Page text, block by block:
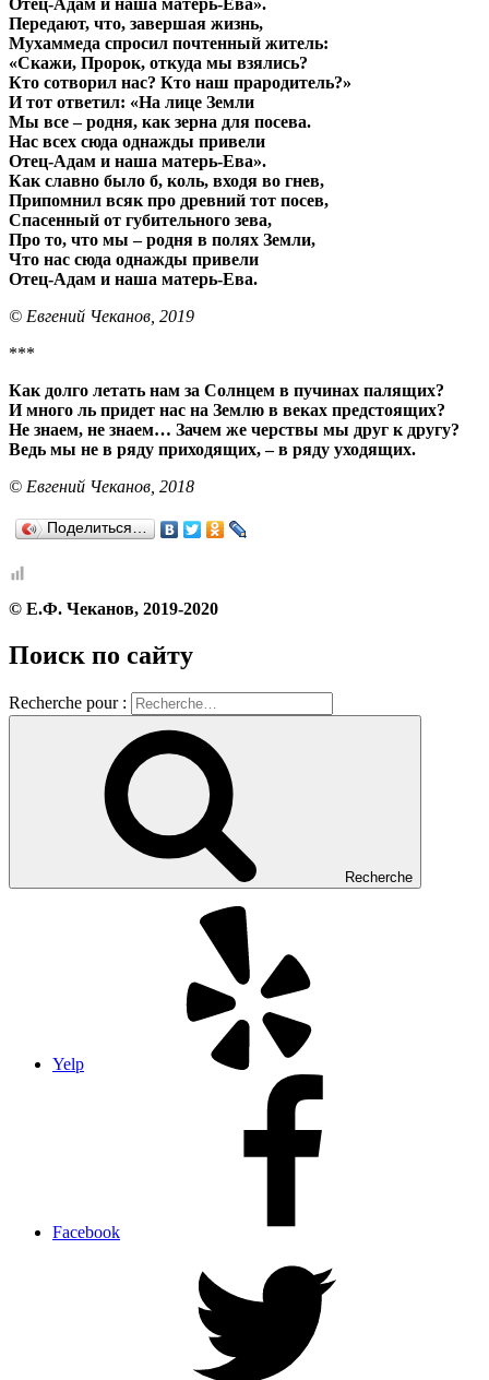
Передают, что, завершая жизнь,
Мухаммеда спросил почтенный житель:
«Скажи, Пророк, откуда мы взялись?
Кто сотворил нас? Кто наш прародитель?»
И тот ответил: «На лице Земли
Мы все – родня, как зерна для посева.
Нас всех сюда однажды привели
Отец-Адам и наша матерь-Ева».
Как славно было б, коль, входя во гнев,
Припомнил всяк про древний тот посев,
Спасенный от губительного зева,
Про то, что мы – родня в полях Земли,
Что нас сюда однажды привели
Отец-Адам и наша матерь-Ева.
© Евгений Чеканов, 2019
***
Как долго летать нам за Солнцем в пучинах палящих?
И много ль придет нас на Землю в веках предстоящих?
Не знаем, не знаем… Зачем же черствы мы друг к другу?
Ведь мы не в ряду приходящих, – в ряду уходящих.
© Евгений Чеканов, 2018
Поделиться…
© Е.Ф. Чеканов, 2019-2020
Поиск по сайту
Recherche pour :
Recherche
Yelp
Facebook